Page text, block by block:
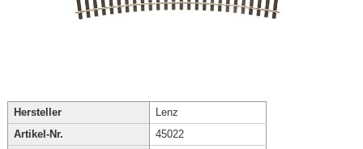
Hersteller
Lenz
Artikel-Nr.
45022